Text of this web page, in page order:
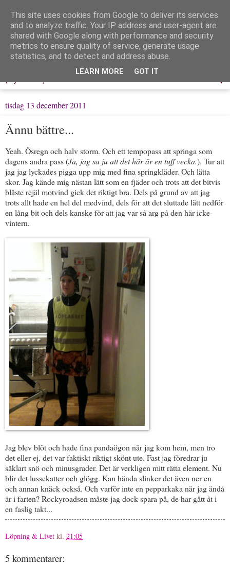
Löpning & Livet
Mitt liv, mina tankar & min träning
▼
tisdag 13 december 2011
Ännu bättre...
Yeah. Ösregn och halv storm. Och ett tempopass att springa som
dagens andra pass (Ja, jag sa ju att det här är en tuff vecka.). Tur att
jag jag lyckades pigga upp mig med fina springkläder. Och lätta
skor. Jag kände mig nästan lätt som en fjäder och trots att det bitvis
blåste rejäl motvind gick det riktigt bra. Dels på grund av att jag
trots allt hade en hel del medvind, dels för att det sluttade lätt nedför
en lång bit och dels kanske för att jag var så arg på den här icke-
vintern.
Jag blev blöt och hade fina pandaögon när jag kom hem, men tro
det eller ej, det var faktiskt riktigt skönt ute. Fast jag föredrar ju
såklart snö och minusgrader. Det är verkligen mitt rätta element. Nu
blir det lussekatter och glögg. Kan hända slinker det även ner en
och annan knäck också. Och varför inte en pepparkaka när jag ändå
är i farten? Rockyroadsen måste jag dock spara på, de har gått åt i
en faslig takt...
Löpning & Livet kl. 21:05
5 kommentarer:
This site uses cookies from Google to deliver its services
and to analyze traffic. Your IP address and user-agent are
shared with Google along with performance and security
metrics to ensure quality of service, generate usage
statistics, and to detect and address abuse.
LEARN MORE GOT IT